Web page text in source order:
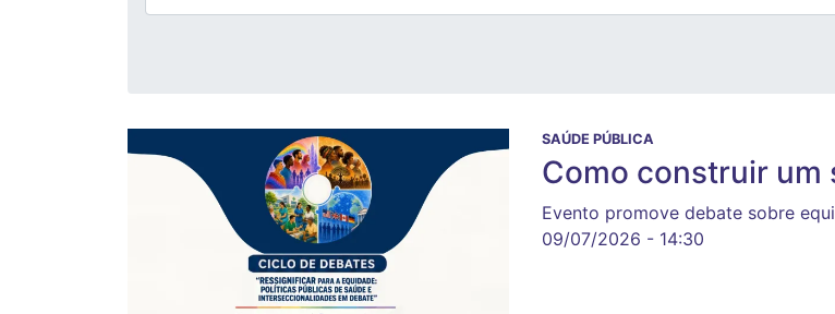
SAÚDE PÚBLICA
Como construir um
Evento promove debate sobre
09/07/2026 - 14:30